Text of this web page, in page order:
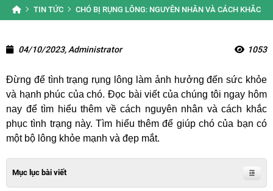
TIN TỨC CHÓ BỊ RỤNG LÔNG: NGUYÊN NHÂN VÀ CÁCH KHẮC
04/10/2023, Administrator 1053
Đừng để tình trạng rụng lông làm ảnh hưởng đến sức khỏe
và hạnh phúc của chó. Đọc bài viết của chúng tôi ngay hôm
nay để tìm hiểu thêm về cách nguyên nhân và cách khắc
phục tình trạng này. Tìm hiểu thêm để giúp chó của bạn có
một bộ lông khỏe mạnh và đẹp mắt.
Mục lục bài viết